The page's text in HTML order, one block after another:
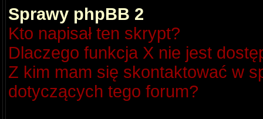
Sprawy phpBB 2
Kto napisał ten skrypt?
Dlaczego funkcja X nie jest
Z kim mam się skontaktować w
dotyczących tego forum?